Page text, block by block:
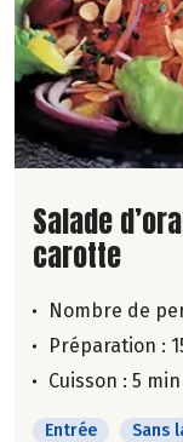
Lire la
Salade
carotte
Nombre de
Préparation :
Cuisson : 5 min
Entrée Sans